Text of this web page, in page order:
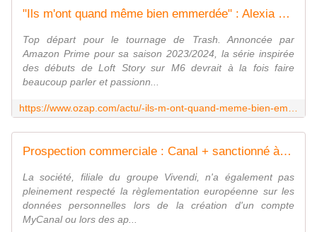
"Ils m'ont quand même bien emmerdée" : Alexia Laroche-Joubert va jouer un rôle surprenant dans "Trash", la série sur "Loft Story" d'Amazon
Top départ pour le tournage de Trash. Annoncée par
Amazon Prime pour sa saison 2023/2024, la série inspirée
des débuts de Loft Story sur M6 devrait à la fois faire
beaucoup parler et passionn...
Prospection commerciale : Canal + sanctionné à hauteur de 600 000 euros par la Cnil
La société, filiale du groupe Vivendi, n'a également pas
pleinement respecté la règlementation européenne sur les
données personnelles lors de la création d'un compte
MyCanal ou lors des ap...